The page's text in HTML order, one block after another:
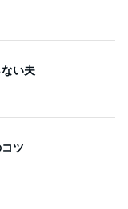
い夫
ツ